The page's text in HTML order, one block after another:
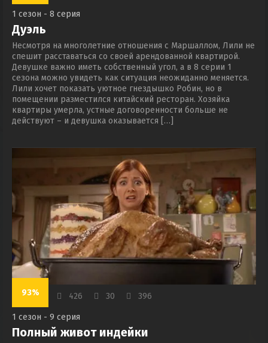
1 сезон - 8 серия
Дуэль
Несмотря на многолетние отношения с Маршаллом, Лили не
спешит расставаться со своей арендованной квартирой.
Девушке важно иметь собственный угол, а в 8 серии 1
сезона можно увидеть как ситуация неожиданно меняется.
Лили хочет показать уютное гнездышко Робин, но в
помещении разместился китайский ресторан. Хозяйка
квартиры умерла, устные договоренности больше не
действуют – и девушка оказывается […]
93% 426 30 396
1 сезон - 9 серия
Полный живот индейки